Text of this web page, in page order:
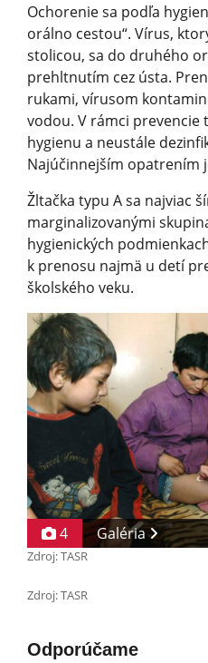
Ochorenie sa podľa
orálno cestou“. Vírus,
stolicou, sa do druhého
prehltnutím cez ústa.
rukami, vírusom
vodou. V rámci
hygienu a neustále
Najúčinnejším opatrením
Žltačka typu A sa najviac
marginalizovanými
hygienických
k prenosu najmä u detí
školského veku.
4 Galéria
Zdroj: TASR
Zdroj: TASR
Odporúčame